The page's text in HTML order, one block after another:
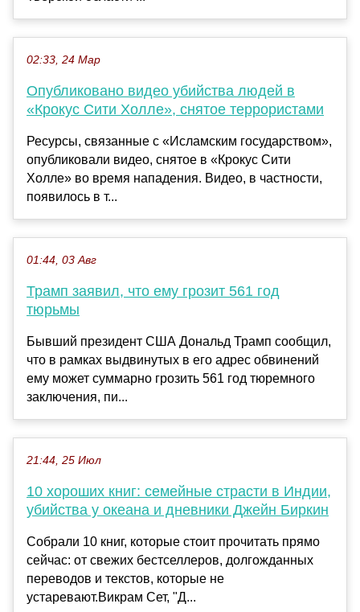
02:33, 24 Мар
Опубликовано видео убийства людей в
«Крокус Сити Холле», снятое террористами
Ресурсы, связанные с «Исламским государством»,
опубликовали видео, снятое в «Крокус Сити
Холле» во время нападения. Видео, в частности,
появилось в т...
01:44, 03 Авг
Трамп заявил, что ему грозит 561 год
тюрьмы
Бывший президент США Дональд Трамп сообщил,
что в рамках выдвинутых в его адрес обвинений
ему может суммарно грозить 561 год тюремного
заключения, пи...
21:44, 25 Июл
10 хороших книг: семейные страсти в Индии,
убийства у океана и дневники Джейн Биркин
Собрали 10 книг, которые стоит прочитать прямо
сейчас: от свежих бестселлеров, долгожданных
переводов и текстов, которые не
устаревают.Викрам Сет, "Д...